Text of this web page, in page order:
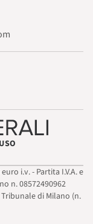
i.v. - Partita I.V.A. e
n. 08572490962
di Milano (n.